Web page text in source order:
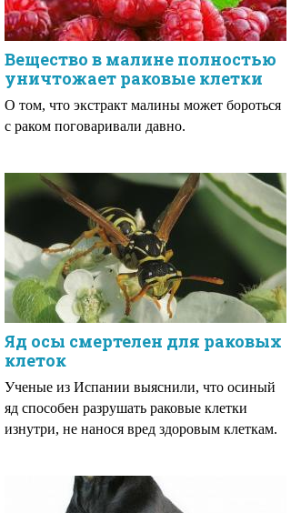
Вещество в малине полностью
уничтожает раковые клетки
О том, что экстракт малины может бороться
с раком поговаривали давно.
Яд осы смертелен для раковых
клеток
Ученые из Испании выяснили, что осиный
яд способен разрушать раковые клетки
изнутри, не нанося вред здоровым клеткам.